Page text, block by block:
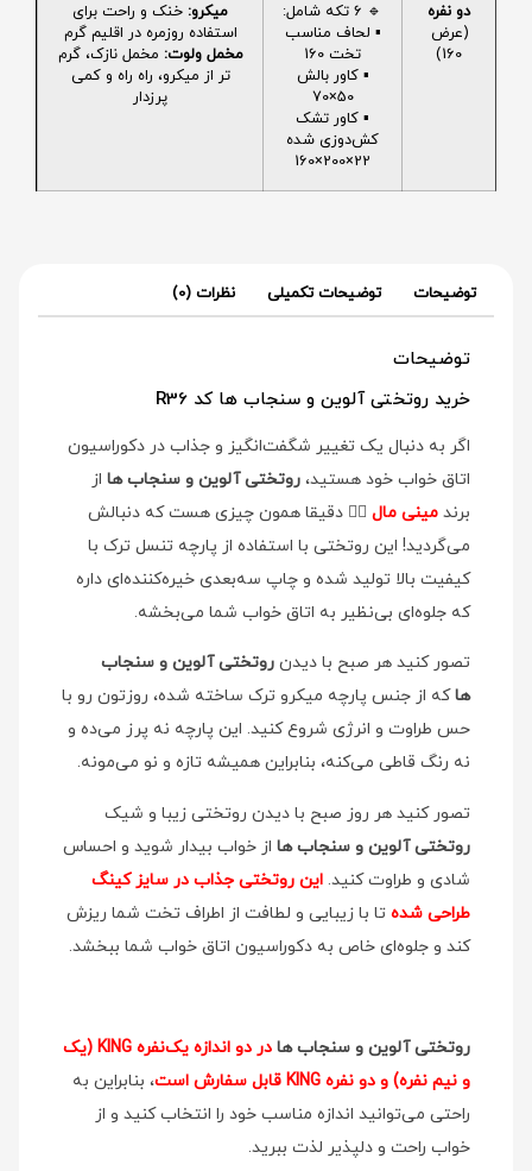
دو نفره
(عرض
160)
🔹 6 تکه شامل:
▪️ لحاف مناسب
تخت 160
▪️ کاور بالش
50×70
▪️ کاور تشک
کش‌دوزی شده
22×200×160
میکرو: خنک و راحت برای
استفاده روزمره در اقلیم گرم
مخمل ولوت: مخمل نازک، گرم
تر از میکرو، راه راه و کمی
پرزدار
توضیحات توضیحات تکمیلی نظرات (0)
توضیحات
خرید روتختی آلوین و سنجاب ها کد R36
اگر به دنبال یک تغییر شگفت‌انگیز و جذاب در دکوراسیون
اتاق خواب خود هستید، روتختی آلوین و سنجاب ها از
برند مینی مال 👉🏻 دقیقا همون چیزی هست که دنبالش
می‌گردید! این روتختی با استفاده از پارچه تنسل ترک با
کیفیت بالا تولید شده و چاپ سه‌بعدی خیره‌کننده‌ای داره
که جلوه‌ای بی‌نظیر به اتاق خواب شما می‌بخشه.
تصور کنید هر صبح با دیدن روتختی آلوین و سنجاب
ها که از جنس پارچه میکرو ترک ساخته شده، روزتون رو با
حس طراوت و انرژی شروع کنید. این پارچه نه پرز می‌ده و
نه رنگ قاطی می‌کنه، بنابراین همیشه تازه و نو می‌مونه.
تصور کنید هر روز صبح با دیدن روتختی زیبا و شیک
روتختی آلوین و سنجاب ها از خواب بیدار شوید و احساس
شادی و طراوت کنید. این روتختی جذاب در سایز کینگ
طراحی شده تا با زیبایی و لطافت از اطراف تخت شما ریزش
کند و جلوه‌ای خاص به دکوراسیون اتاق خواب شما ببخشد.
روتختی آلوین و سنجاب ها
در دو اندازه یک‌نفره KING (یک
و نیم نفره) و دو نفره KING قابل سفارش است
، بنابراین به
راحتی می‌توانید اندازه مناسب خود را انتخاب کنید و از
خواب راحت و دلپذیر لذت ببرید.